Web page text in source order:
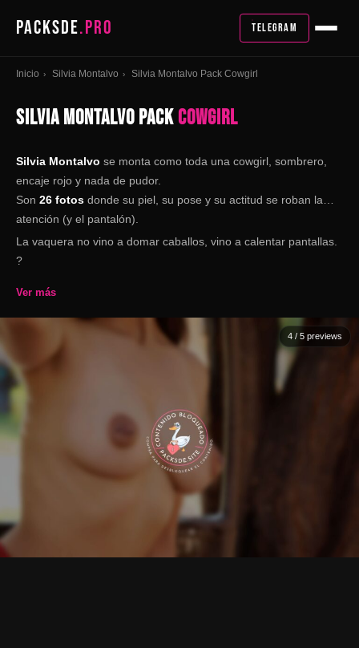
PACKSDE.PRO TELEGRAM
Inicio › Silvia Montalvo › Silvia Montalvo Pack Cowgirl
SILVIA MONTALVO PACKCOWGIRL
Silvia Montalvo se monta como toda una cowgirl, sombrero,
encaje rojo y nada de pudor.
Son 26 fotos donde su piel, su pose y su actitud se roban la
atención (y el pantalón).
La vaquera no vino a domar caballos, vino a calentar pantallas.
?
Ver más
4 / 5 previews